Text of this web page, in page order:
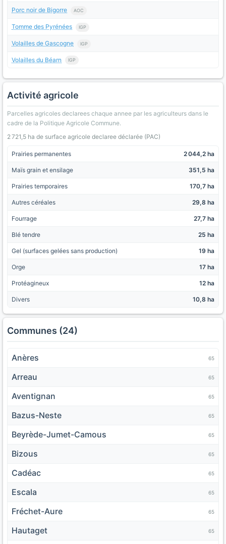
Porc noir de Bigorre AOC
Tomme des Pyrénées IGP
Volailles de Gascogne IGP
Volailles du Béarn IGP
Activité agricole
Parcelles agricoles declarees chaque annee par les agriculteurs dans le
cadre de la Politique Agricole Commune.
2 721,5 ha de surface agricole declaree déclarée (PAC)
Prairies permanentes 2 044,2 ha
Maïs grain et ensilage 351,5 ha
Prairies temporaires 170,7 ha
Autres céréales 29,8 ha
Fourrage 27,7 ha
Blé tendre 25 ha
Gel (surfaces gelées sans production) 19 ha
Orge 17 ha
Protéagineux 12 ha
Divers 10,8 ha
Communes (24)
Anères 65
Arreau 65
Aventignan 65
Bazus-Neste 65
Beyrède-Jumet-Camous 65
Bizous 65
Cadéac 65
Escala 65
Fréchet-Aure 65
Hautaget 65